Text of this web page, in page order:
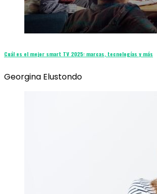
Cuál es el mejor smart TV 2025: marcas, tecnologías y más
Georgina Elustondo